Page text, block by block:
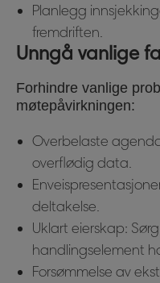
Planlegg
fremdriften.
Unngå vanlige
Forhindre vanlige
møtepåvirkningen:
Overbelaste
overflødig data.
deltakelse.
Uklart eierskap:
handlingselement
Forsømmelse av